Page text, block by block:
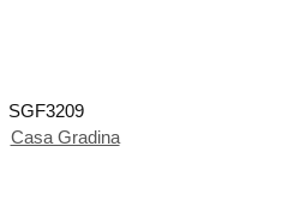
SGF3209
Casa Gradina